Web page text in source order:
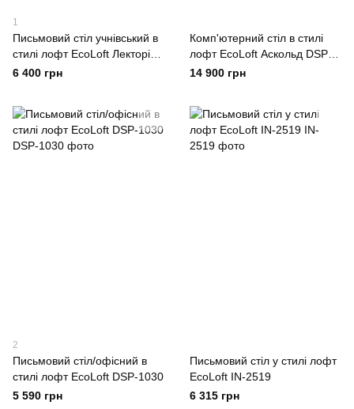
1
Письмовий стіл учнівський в
стилі лофт EcoLoft Лекторі
DSP-1372
6 400 грн
Комп'ютерний стіл в стилі
лофт EcoLoft Аскольд DSP-
1504
14 900 грн
2
Письмовий стіл/офісний в
стилі лофт EcoLoft DSP-1030
5 590 грн
Письмовий стіл у стилі лофт
EcoLoft IN-2519
6 315 грн